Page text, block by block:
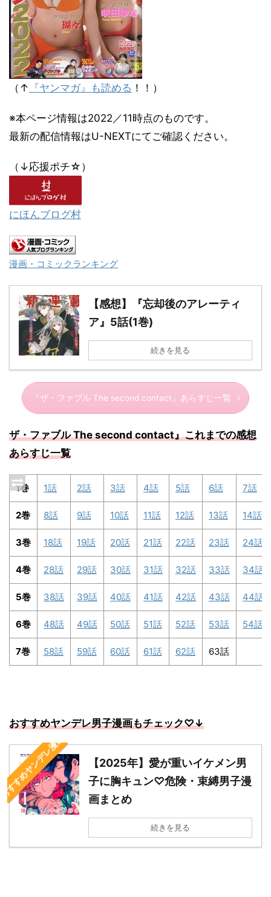
（↑ 『ヤンマガ』も読める ！！）
※本ページ情報は2022／11時点のものです。
最新の配信情報はU-NEXTにてご確認ください。
（↓応援ポチ☆）
にほんブログ村
漫画・コミックランキング
【感想】『忘却後のアレーティ
ア』5話(1巻)
続きを見る
『ザ・ファブル The second contact』あらすじ一覧
ザ・ファブル The second contact』これまでの感想
あらすじ一覧
1巻 1話 2話 3話 4話 5話 6話 7話
2巻 8話 9話 10話 11話 12話 13話 14話
3巻 18話 19話 20話 21話 22話 23話 24話
4巻 28話 29話 30話 31話 32話 33話 34話
5巻 38話 39話 40話 41話 42話 43話 44話
6巻 48話 49話 50話 51話 52話 53話 54話
7巻 58話 59話 60話 61話 62話 63話
おすすめヤンデレ男子漫画もチェック♡↓
めヤンデレ漫画”
【2025年】愛が重いイケメン男
子に胸キュン♡危険・束縛男子漫
画まとめ
続きを見る